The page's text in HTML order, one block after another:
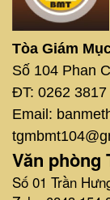
Tòa Giám
Số 104 Phan
ĐT: 0262 3817
Email:
Văn phòng
Số 01 Trần